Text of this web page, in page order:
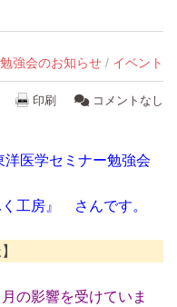
勉強会のお知らせ / イベント
印刷 コメントなし
洋医学セミナー勉強会
工房』 さんです。
の影響を受けていま